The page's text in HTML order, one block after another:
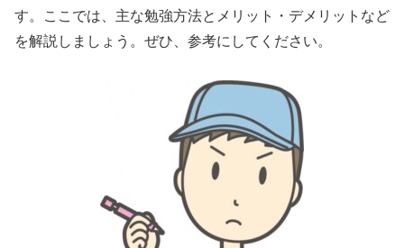
す。ここでは、主な勉強方法とメリット・デメリットなど
を解説しましょう。ぜひ、参考にしてください。